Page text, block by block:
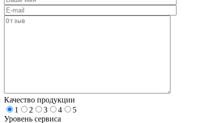
Качество продукции
1
2 3 4
5
Уровень сервиса